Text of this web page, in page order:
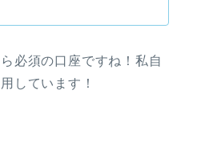
必須の口座ですね！私自
しています！